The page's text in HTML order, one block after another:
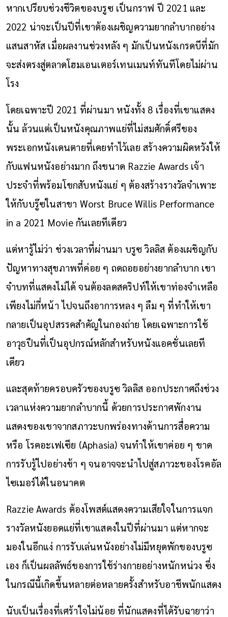
หากเปรียบช่วงชีวิตของบรูซ เป็นกราฟ ปี 2021 และ
2022 น่าจะเป็นปีที่เขาต้องเผชิญความยากลำบากอย่าง
แสนสาหัส เมื่อผลงานช่วงหลัง ๆ มักเป็นหนังเกรดบีที่มัก
จะส่งตรงสู่ตลาดโฮมเอนเตอร์เทนเมนท์ทันทีโดยไม่ผ่าน
โรง
โดยเฉพาะปี 2021 ที่ผ่านมา หนังทั้ง 8 เรื่องที่เขาแสดง
นั้น ล้วนแต่เป็นหนังคุณภาพแย่ที่ไม่สมศักดิ์ศรีของ
พระเอกหนังเดนตายที่เคยทำไว้เลย สร้างความผิดหวังให้
กับแฟนหนังอย่างมาก ถึงขนาด Razzie Awards เจ้า
ประจำที่พร้อมโขกสับหนังแย่ ๆ ต้องสร้างรางวัลจำเพาะ
ให้กับบรู๊ซในสาขา Worst Bruce Willis Performance
in a 2021 Movie กันเลยทีเดียว
แต่หารู้ไม่ว่า ช่วงเวลาที่ผ่านมา บรูซ วิลลิส ต้องเผชิญกับ
ปัญหาทางสุขภาพที่ค่อย ๆ ถดถอยอย่างยากลำบาก เขา
จำบทที่แสดงไม่ได้ จนต้องลดสคริปท์ให้เขาท่องจำเหลือ
เพียงไม่กี่หน้า ไปจนถึงอาการหลง ๆ ลืม ๆ ที่ทำให้เขา
กลายเป็นอุปสรรคสำคัญในกองถ่าย โดยเฉพาะการใช้
อาวุธปืนที่เป็นอุปกรณ์หลักสำหรับหนังแอคชั่นเลยที
เดียว
และสุดท้ายครอบครัวของบรูซ วิลลิส ออกประกาศถึงช่วง
เวลาแห่งความยากลำบากนี้ ด้วยการประกาศพักงาน
แสดงของเขาจากสภาวะบกพร่องทางด้านการสื่อความ
หรือ โรคอะเฟเซีย (Aphasia) จนทำให้เขาค่อย ๆ ขาด
การรับรู้ไปอย่างช้า ๆ จนอาจจะนำไปสู่สภาวะของโรคอัล
ไซเมอร์ได้ในอนาคต
Razzie Awards ต้องโพสต์แสดงความเสียใจในการแจก
รางวัลหนังยอดแย่ที่เขาแสดงในปีที่ผ่านมา แต่หากจะ
มองในอีกแง่ การรับเล่นหนังอย่างไม่มีหยุดพักของบรูซ
เอง ก็เป็นผลลัพธ์ของการใช้ร่างกายอย่างหนักหน่วง ซึ่ง
ในกรณีนี้เกิดขึ้นหลายต่อหลายครั้งสำหรับอาชีพนักแสดง
นับเป็นเรื่องที่เศร้าใจไม่น้อย ที่นักแสดงที่ได้รับฉายาว่า